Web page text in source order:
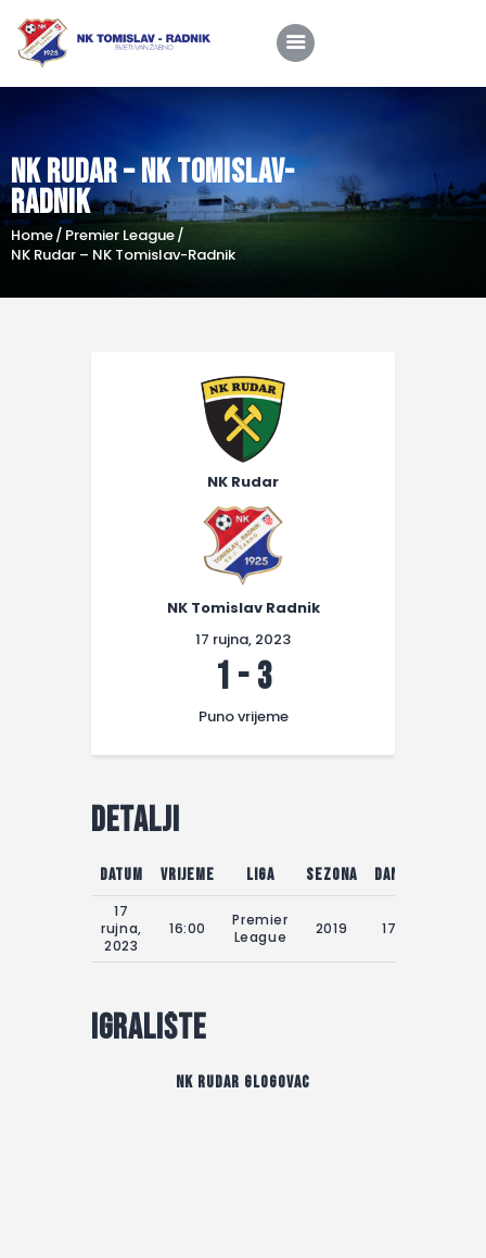
NK Rudar – NK Tomislav-
Radnik
Home
Premier League
NK Rudar – NK Tomislav-Radnik
Home
O nama
Utakmice
Škola nogometa
NK Rudar
NK Tomislav Radnik
17 rujna, 2023
1 -3
Puno vrijeme
Detalji
Datum Vrijeme Liga Sezona Dan utakmice
17
rujna,
2023
16:00
Premier
League
2019 17.09.2023.
Igralište
NK Rudar Glogovac